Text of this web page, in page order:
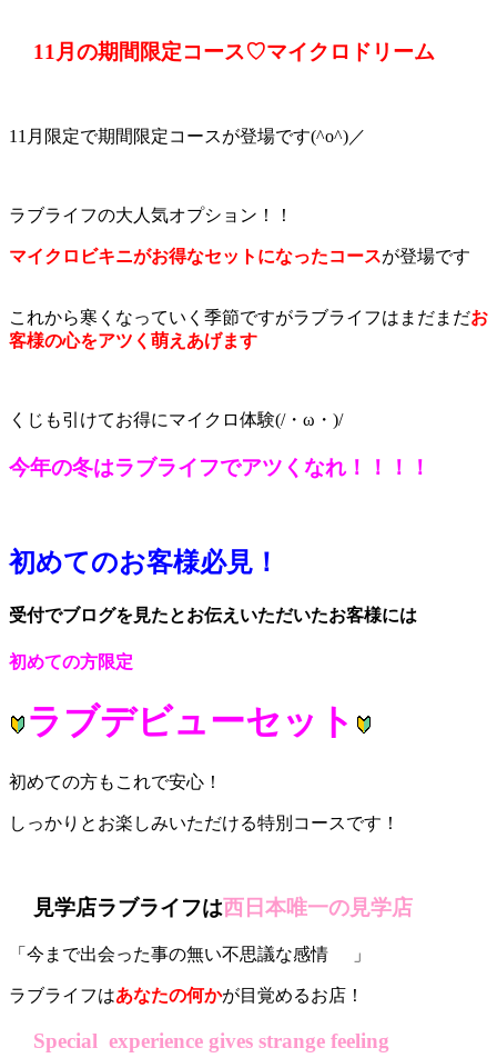
11月の期間限定コース♡マイクロドリーム
11月限定で期間限定コースが登場です(^o^)／
ラブライフの大人気オプション！！
マイクロビキニがお得なセットになったコースが登場です
これから寒くなっていく季節ですがラブライフはまだまだお
客様の心をアツく萌えあげます
くじも引けてお得にマイクロ体験(/・ω・)/
今年の冬はラブライフでアツくなれ！！！！
初めてのお客様必見！
受付でブログを見たとお伝えいただいたお客様には
初めての方限定
ラブデビューセット
初めての方もこれで安心！
しっかりとお楽しみいただける特別コースです！
見学店ラブライフは西日本唯一の見学店
「今まで出会った事の無い不思議な感情 」
ラブライフはあなたの何かが目覚めるお店！
Special experience gives strange feeling